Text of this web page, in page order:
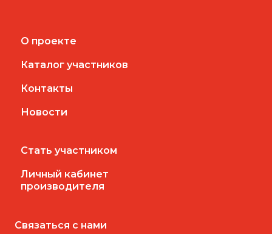
О проекте
Каталог участников
Контакты
Новости
Стать участником
Личный кабинет
производителя
Связаться с нами